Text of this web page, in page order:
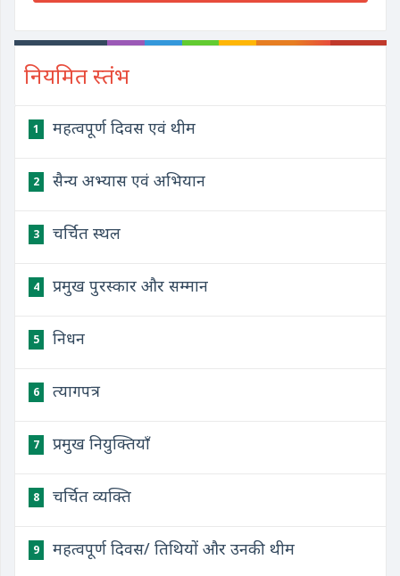
नियमित स्तंभ
1 महत्वपूर्ण दिवस एवं थीम
2 सैन्य अभ्यास एवं अभियान
3 चर्चित स्थल
4 प्रमुख पुरस्कार और सम्मान
5 निधन
6 त्यागपत्र
7 प्रमुख नियुक्तियाँ
8 चर्चित व्यक्ति
9 महत्वपूर्ण दिवस/ तिथियों और उनकी थीम